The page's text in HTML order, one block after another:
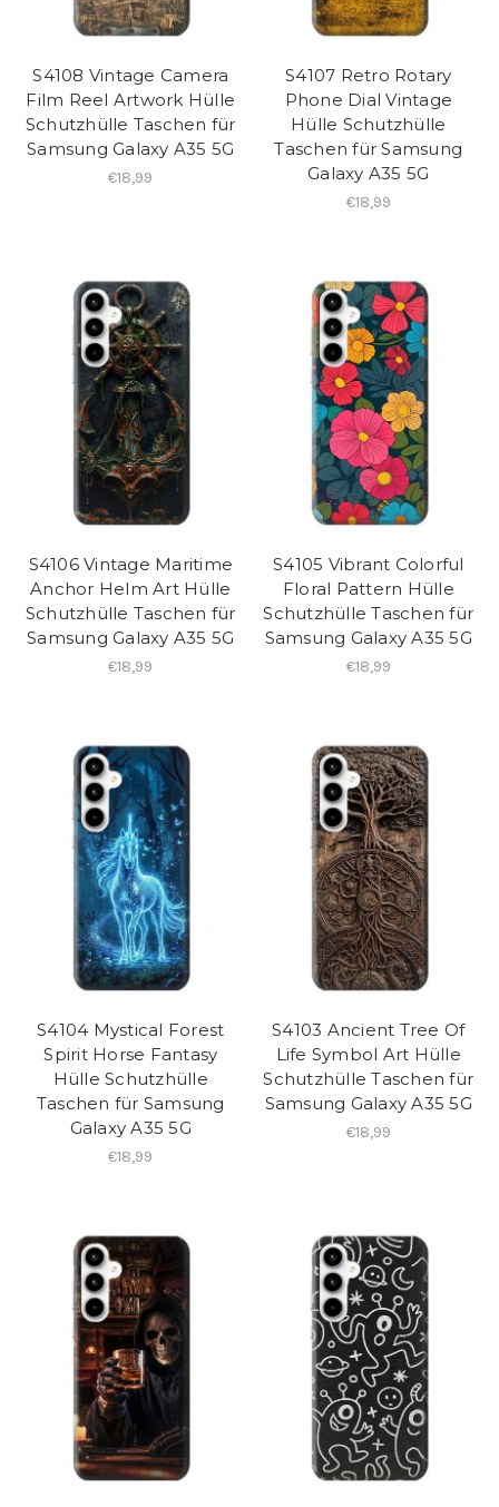
S4108 Vintage Camera
Film Reel Artwork Hülle
Schutzhülle Taschen für
Samsung Galaxy A35 5G
€18,99
S4107 Retro Rotary
Phone Dial Vintage
Hülle Schutzhülle
Taschen für Samsung
Galaxy A35 5G
€18,99
S4106 Vintage Maritime
Anchor Helm Art Hülle
Schutzhülle Taschen für
Samsung Galaxy A35 5G
€18,99
S4105 Vibrant Colorful
Floral Pattern Hülle
Schutzhülle Taschen für
Samsung Galaxy A35 5G
€18,99
S4104 Mystical Forest
Spirit Horse Fantasy
Hülle Schutzhülle
Taschen für Samsung
Galaxy A35 5G
€18,99
S4103 Ancient Tree Of
Life Symbol Art Hülle
Schutzhülle Taschen für
Samsung Galaxy A35 5G
€18,99